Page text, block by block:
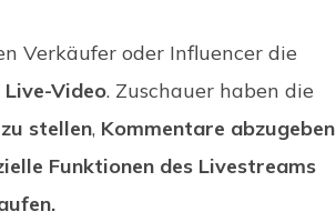
Verkäufer oder Influencer die
Video. Zuschauer haben die
stellen, Kommentare abzugeben
Funktionen des Livestreams